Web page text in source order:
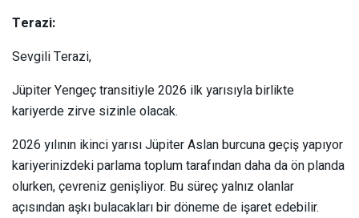
Terazi:
Sevgili Terazi,
Jüpiter Yengeç transitiyle 2026 ilk yarısıyla birlikte
kariyerde zirve sizinle olacak.
2026 yılının ikinci yarısı Jüpiter Aslan burcuna geçiş yapıyor
kariyerinizdeki parlama toplum tarafından daha da ön planda
olurken, çevreniz genişliyor. Bu süreç yalnız olanlar
açısından aşkı bulacakları bir döneme de işaret edebilir.